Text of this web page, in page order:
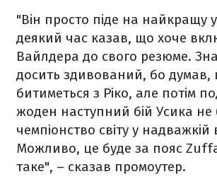
"Він просто піде на найкращу
деякий час казав, що хоче
Вайлдера до свого резюме.
досить здивований, бо думав,
битиметься з Ріко, але потім
жоден наступний бій Усика не
чемпіонство світу у надважкій
Можливо, це буде за пояс
таке", – сказав промоутер.